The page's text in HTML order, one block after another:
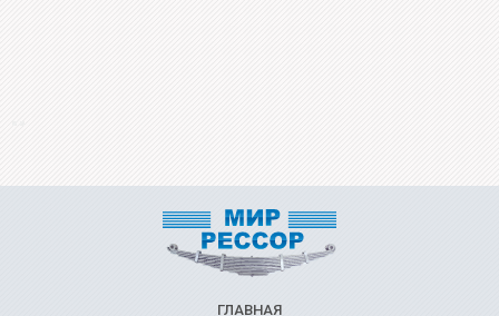
ГЛАВНАЯ